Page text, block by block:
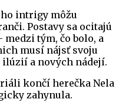
intrigy môžu
Postavy sa ocitajú
tým, čo bolo, a
musí nájsť svoju
ilúzií a nových nádejí.
končí herečka Nela
zahynula.